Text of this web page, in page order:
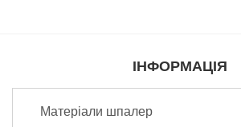
ІНФОРМАЦІЯ
Матеріали шпалер